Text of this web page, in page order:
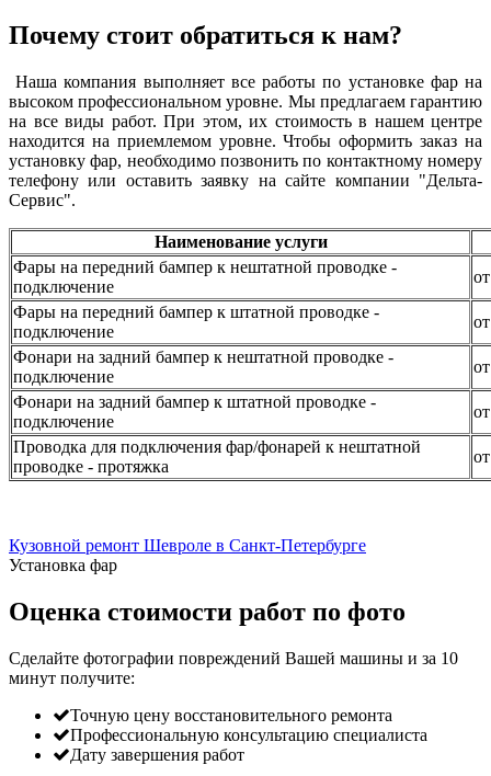
Почему стоит обратиться к нам?
Наша компания выполняет все работы по установке фар на
высоком профессиональном уровне. Мы предлагаем гарантию
на все виды работ. При этом, их стоимость в нашем центре
находится на приемлемом уровне. Чтобы оформить заказ на
установку фар, необходимо позвонить по контактному номеру
телефону или оставить заявку на сайте компании "Дельта-
Сервис".
Наименование услуги
Фары на передний бампер к нештатной проводке -
подключение
Фары на передний бампер к штатной проводке -
подключение
Фонари на задний бампер к нештатной проводке -
подключение
Фонари на задний бампер к штатной проводке -
подключение
Проводка для подключения фар/фонарей к нештатной
проводке - протяжка
Кузовной ремонт Шевроле в Санкт-Петербурге
Установка фар
Оценка стоимости работ по фото
Сделайте фотографии повреждений Вашей машины и за 10
минут получите:
Точную цену восстановительного ремонта
Профессиональную консультацию специалиста
Дату завершения работ